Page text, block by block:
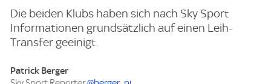
Die beiden Klubs haben sich nach Sky Sport
Informationen grundsätzlich auf einen Leih-
Transfer geeinigt.
Patrick Berger